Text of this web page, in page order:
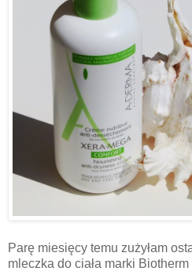
Parę miesięcy temu zużyłam
mleczka do ciała marki